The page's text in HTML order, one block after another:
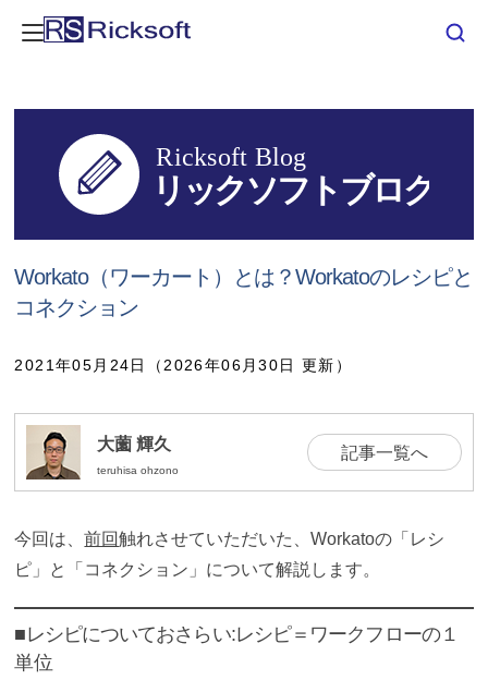
Workato（ワーカート）とは？Workatoのレシピと
コネクション
2021年05月24日（2026年06月30日 更新）
大薗 輝久
teruhisa ohzono
記事一覧へ
今回は、前回触れさせていただいた、Workatoの「レシ
ピ」と「コネクション」について解説します。
■レシピについておさらい:レシピ＝ワークフローの１
単位